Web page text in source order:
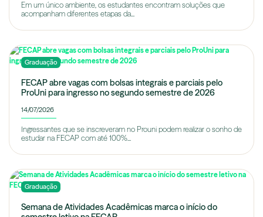
Em um único ambiente, os estudantes encontram soluções que
acompanham diferentes etapas da...
Graduação
FECAP abre vagas com bolsas integrais e parciais pelo
ProUni para ingresso no segundo semestre de 2026
14/07/2026
Ingressantes que se inscreveram no Prouni podem realizar o sonho de
estudar na FECAP com até 100%...
Graduação
Semana de Atividades Acadêmicas marca o início do